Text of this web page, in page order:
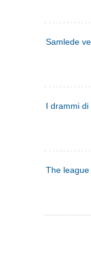
Samlede
I drammi di
The league